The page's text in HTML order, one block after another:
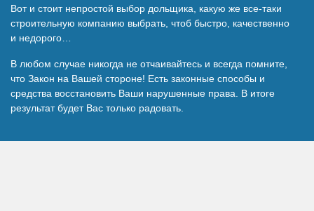
Вот и стоит непростой выбор дольщика, какую же все-таки
строительную компанию выбрать, чтоб быстро, качественно
и недорого…
В любом случае никогда не отчаивайтесь и всегда помните,
что Закон на Вашей стороне! Есть законные способы и
средства восстановить Ваши нарушенные права. В итоге
результат будет Вас только радовать.